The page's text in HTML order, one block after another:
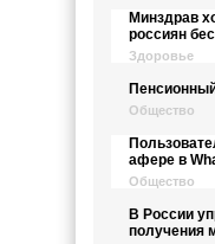
Минздрав
россиян
Здоровье
Общество
афере в
Общество
В России
получения